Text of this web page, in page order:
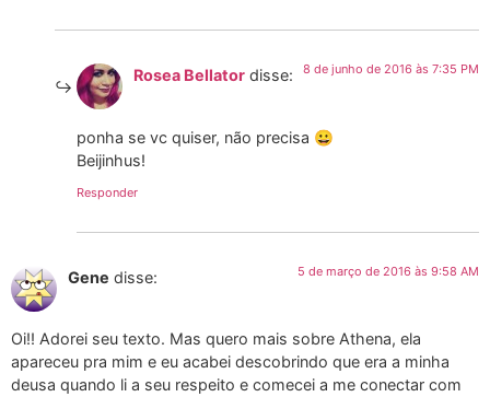
Rosea Bellator disse: 8 de junho de 2016 às 7:35 PM
ponha se vc quiser, não precisa 😀
Beijinhus!
Responder
Gene disse: 5 de março de 2016 às 9:58 AM
Oi!! Adorei seu texto. Mas quero mais sobre Athena, ela
apareceu pra mim e eu acabei descobrindo que era a minha
deusa quando li a seu respeito e comecei a me conectar com